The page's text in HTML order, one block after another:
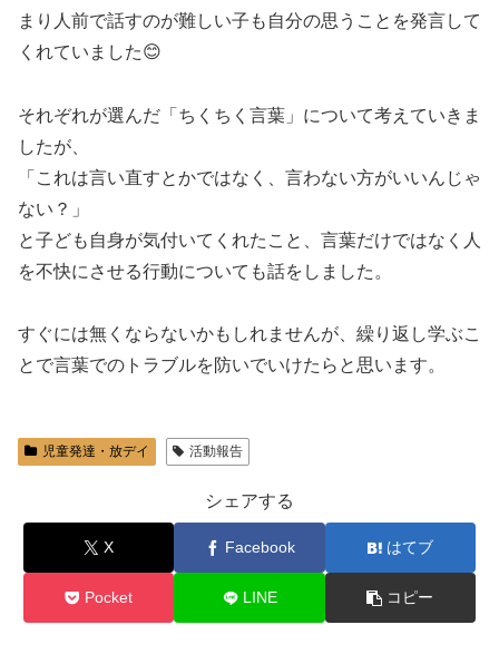
まり人前で話すのが難しい子も自分の思うことを発言して
くれていました😊
それぞれが選んだ「ちくちく言葉」について考えていきま
したが、
「これは言い直すとかではなく、言わない方がいいんじゃ
ない？」
と子ども自身が気付いてくれたこと、言葉だけではなく人
を不快にさせる行動についても話をしました。
すぐには無くならないかもしれませんが、繰り返し学ぶこ
とで言葉でのトラブルを防いでいけたらと思います。
児童発達・放デイ 活動報告
シェアする
X Facebook はてブ
Pocket LINE コピー